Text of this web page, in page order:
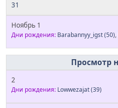
31
Ноябрь 1
Дни рождения: Barabannyy_igst(50),
2
Дни рождения: Lowwezajat(39)